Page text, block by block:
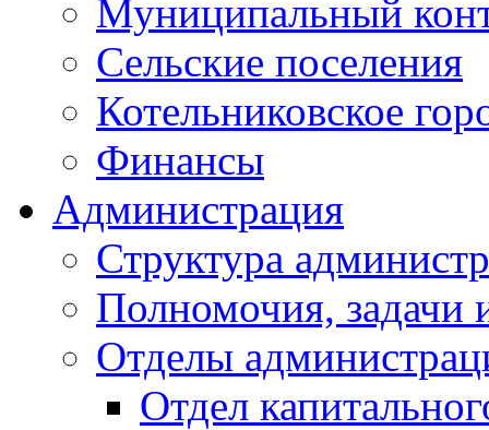
Муниципальный
Сельские поселения
Котельниковское
Финансы
Администрация
Структура
Полномочия, задачи
Отделы
Отдел